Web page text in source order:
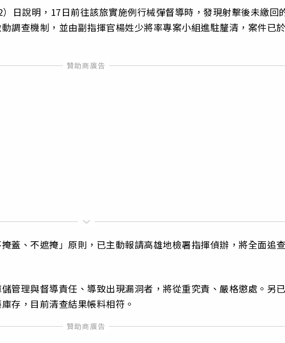
日說明，17日前往該旅實施例行械彈督導時，發現射擊後未繳回
調查機制，並由副指揮官楊姓少將率專案小組進駐釐清，案件已
蓋、不遮掩」原則，已主動報請高雄地檢署指揮偵辦，將全面追
管理與督導責任、導致出現漏洞者，將從重究責、嚴格懲處。另
存，目前清查結果帳料相符。